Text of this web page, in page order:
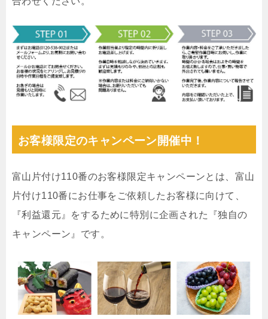
お客様限定のキャンペーン開催中！
富山片付け110番のお客様限定キャンペーンとは、富山
片付け110番にお仕事をご依頼したお客様に向けて、
『利益還元』をするために特別に企画された『独自の
キャンペーン』です。